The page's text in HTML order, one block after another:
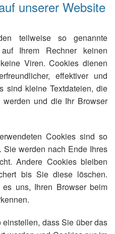
unserer Website
teilweise so genannte
Ihrem Rechner keinen
Viren. Cookies dienen
effektiver und
sind kleine Textdateien, die
und die Ihr Browser
Cookies sind so
Sie werden nach Ende Ihres
Andere Cookies bleiben
bis Sie diese löschen.
uns, Ihren Browser beim
dass Sie über das